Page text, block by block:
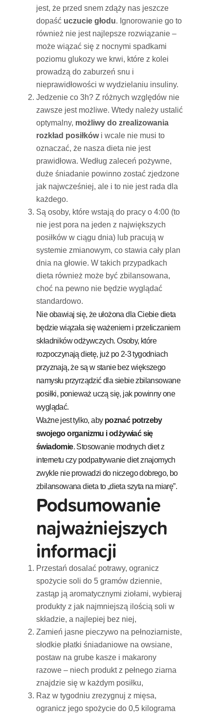
jest, że przed snem zdąży nas jeszcze
dopaść uczucie głodu. Ignorowanie go to
również nie jest najlepsze rozwiązanie –
może wiązać się z nocnymi spadkami
poziomu glukozy we krwi, które z kolei
prowadzą do zaburzeń snu i
nieprawidłowości w wydzielaniu insuliny.
Jedzenie co 3h? Z różnych względów nie
zawsze jest możliwe. Wtedy należy ustalić
optymalny, możliwy do zrealizowania
rozkład posiłkówi wcale nie musi to
oznaczać, że nasza dieta nie jest
prawidłowa. Według zaleceń pożywne,
duże śniadanie powinno zostać zjedzone
jak najwcześniej, ale i to nie jest rada dla
każdego.
Są osoby, które wstają do pracy o 4:00 (to
nie jest pora na jeden z największych
posiłków w ciągu dnia) lub pracują w
systemie zmianowym, co stawia cały plan
dnia na głowie. W takich przypadkach
dieta również może być zbilansowana,
choć na pewno nie będzie wyglądać
standardowo.
Nie obawiaj się, że ułożona dla Ciebie dieta
będzie wiązała się ważeniem i przeliczaniem
składników odżywczych. Osoby, które
rozpoczynają dietę, już po 2-3 tygodniach
przyznają, że są w stanie bez większego
namysłu przyrządzić dla siebie zbilansowane
posiłki, ponieważ uczą się, jak powinny one
wyglądać.
Ważne jest tylko, aby poznać potrzeby
swojego organizmu i odżywiać się
świadomie. Stosowanie modnych diet z
internetu czy podpatrywanie diet znajomych
zwykle nie prowadzi do niczego dobrego, bo
zbilansowana dieta to „dieta szyta na miarę”.
Podsumowanie
najważniejszych
informacji
Przestań dosalać potrawy, ogranicz
spożycie soli do 5 gramów dziennie,
zastąp ją aromatycznymi ziołami, wybieraj
produkty z jak najmniejszą ilością soli w
składzie, a najlepiej bez niej,
Zamień jasne pieczywo na pełnoziarniste,
słodkie płatki śniadaniowe na owsiane,
postaw na grube kasze i makarony
razowe – niech produkt z pełnego ziarna
znajdzie się w każdym posiłku,
Raz w tygodniu zrezygnuj z mięsa,
ogranicz jego spożycie do 0,5 kilograma